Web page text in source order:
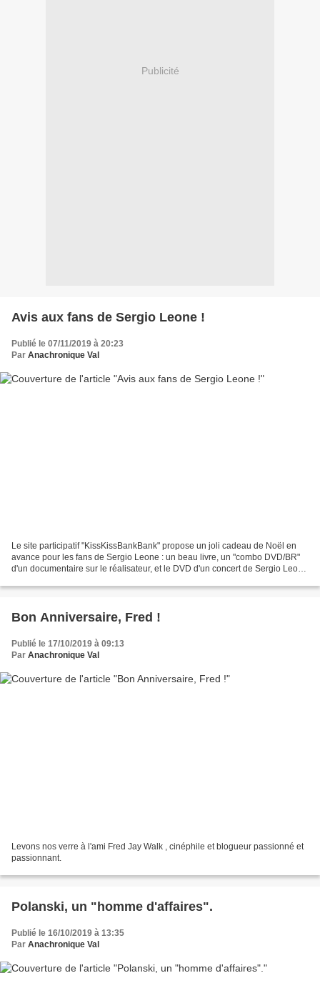
Publicité
Avis aux fans de Sergio Leone !
Publié le 07/11/2019 à 20:23
Par Anachronique Val
Le site participatif "KissKissBankBank" propose un joli cadeau de Noël en
avance pour les fans de Sergio Leone : un beau livre, un "combo DVD/BR"
d'un documentaire sur le réalisateur, et le DVD d'un concert de Sergio Leone
Bon Anniversaire, Fred !
Publié le 17/10/2019 à 09:13
Par Anachronique Val
Levons nos verre à l'ami Fred Jay Walk , cinéphile et blogueur passionné et
passionnant.
Polanski, un "homme d'affaires".
Publié le 16/10/2019 à 13:35
Par Anachronique Val